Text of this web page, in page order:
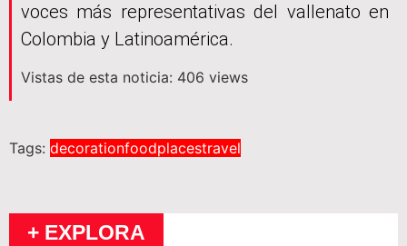
voces más representativas del vallenato en
Colombia y Latinoamérica.
Vistas de esta noticia: 406 views
Tags: decorationfoodplacestravel
+ EXPLORA